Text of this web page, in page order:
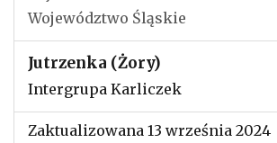
Województwo Śląskie
Jutrzenka (Żory)
Intergrupa Karliczek
Zaktualizowana 13 września 2024